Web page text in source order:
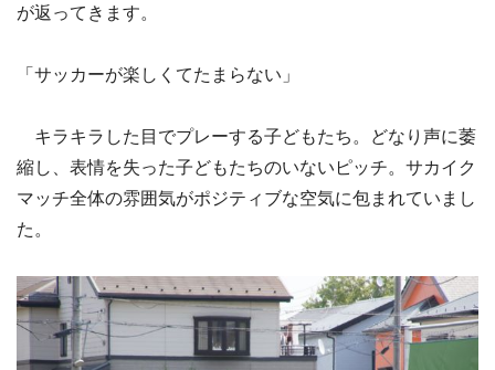
が返ってきます。
「サッカーが楽しくてたまらない」
キラキラした目でプレーする子どもたち。どなり声に萎
縮し、表情を失った子どもたちのいないピッチ。サカイク
マッチ全体の雰囲気がポジティブな空気に包まれていまし
た。